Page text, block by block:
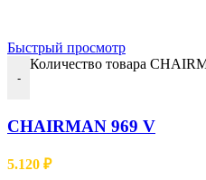
Быстрый просмотр
-
Количество товара
CHAIRMAN 969 V
5.120 ₽